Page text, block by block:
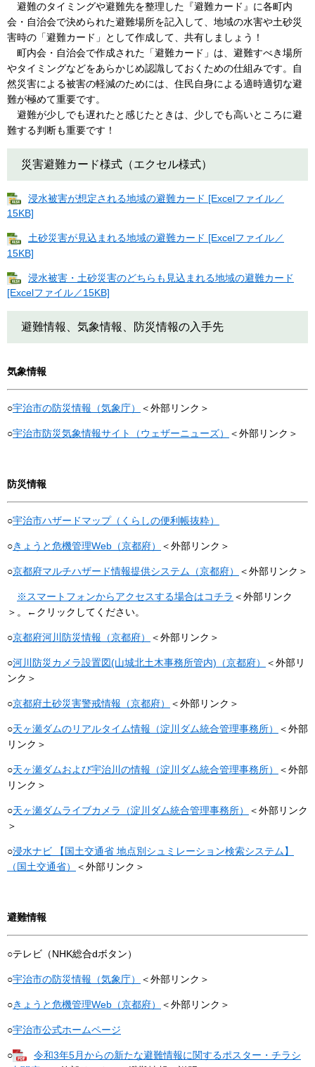
避難のタイミングや避難先を整理した『避難カード』に各町内
会・自治会で決められた避難場所を記入して、地域の水害や土砂災
害時の「避難カード」として作成して、共有しましょう！
町内会・自治会で作成された「避難カード」は、避難すべき場所
やタイミングなどをあらかじめ認識しておくための仕組みです。自
然災害による被害の軽減のためには、住民自身による適時適切な避
難が極めて重要です。
避難が少しでも遅れたと感じたときは、少しでも高いところに避
難する判断も重要です！
災害避難カード様式（エクセル様式）
浸水被害が想定される地域の避難カード [Excelファイル／
15KB]
土砂災害が見込まれる地域の避難カード [Excelファイル／
15KB]
浸水被害・土砂災害のどちらも見込まれる地域の避難カード
[Excelファイル／15KB]
避難情報、気象情報、防災情報の入手先
気象情報
○宇治市の防災情報（気象庁） ＜外部リンク＞
○宇治市防災気象情報サイト（ウェザーニューズ） ＜外部リンク＞
防災情報
○宇治市ハザードマップ（くらしの便利帳抜粋）
○きょうと危機管理Web（京都府） ＜外部リンク＞
○京都府マルチハザード情報提供システム（京都府） ＜外部リンク＞
※スマートフォンからアクセスする場合はコチラ ＜外部リンク
＞ 。←クリックしてください。
○京都府河川防災情報（京都府） ＜外部リンク＞
○河川防災カメラ設置図(山城北土木事務所管内)（京都府）
＜外部リ
ンク＞
○京都府土砂災害警戒情報（京都府） ＜外部リンク＞
○天ヶ瀬ダムのリアルタイム情報（淀川ダム統合管理事務所）
＜外部
リンク＞
○天ヶ瀬ダムおよび宇治川の情報（淀川ダム統合管理事務所）
＜外部
リンク＞
○天ヶ瀬ダムライブカメラ（淀川ダム統合管理事務所）
＜外部リンク
＞
○浸水ナビ 【国土交通省 地点別シュミレーション検索システム】
（国土交通省）
＜外部リンク＞
避難情報
○テレビ（NHK総合dボタン）
○宇治市の防災情報（気象庁） ＜外部リンク＞
○きょうと危機管理Web（京都府） ＜外部リンク＞
○宇治市公式ホームページ
○
令和3年5月からの新たな避難情報に関するポスター・チラシ